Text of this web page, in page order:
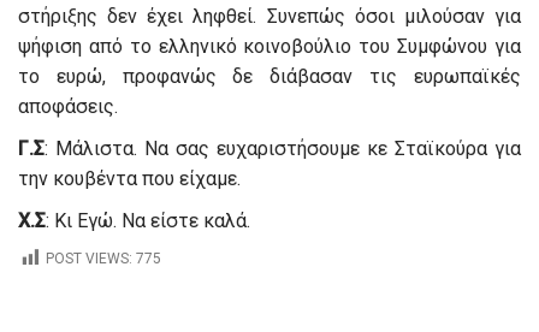
στήριξης δεν έχει ληφθεί. Συνεπώς όσοι μιλούσαν για
ψήφιση από το ελληνικό κοινοβούλιο του Συμφώνου για
το ευρώ, προφανώς δε διάβασαν τις ευρωπαϊκές
αποφάσεις.
Γ.Σ: Μάλιστα. Να σας ευχαριστήσουμε κε Σταϊκούρα για
την κουβέντα που είχαμε.
Χ.Σ: Κι Εγώ. Να είστε καλά.
POST VIEWS: 775